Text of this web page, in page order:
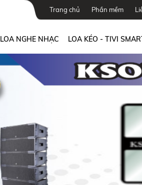
Trang chủ Phần mềm
LOA NGHE NHẠC LOA KÉO - TIVI